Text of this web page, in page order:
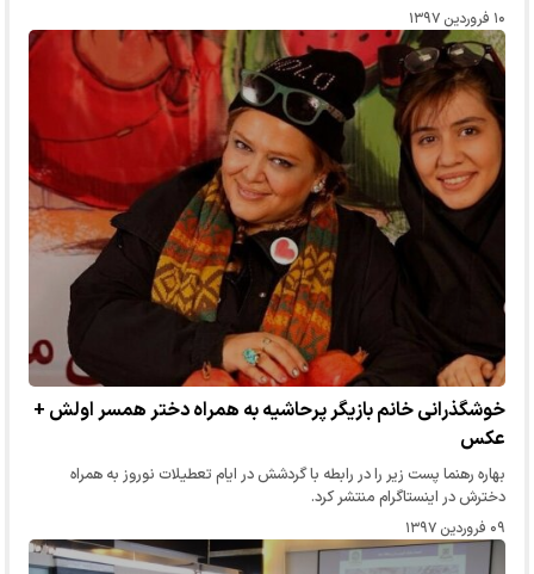
۱۰ فروردین ۱۳۹۷
خوشگذرانی خانم بازیگر پرحاشیه به همراه دختر همسر اولش +
عکس
بهاره رهنما پست زیر را در رابطه با گردشش در ایام تعطیلات نوروز به همراه
دخترش در اینستاگرام منتشر کرد.
۰۹ فروردین ۱۳۹۷